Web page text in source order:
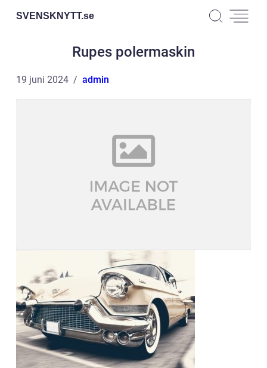
SVENSKNYTT.se
Rupes polermaskin
19 juni 2024 admin